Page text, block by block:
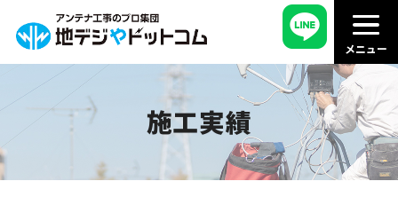
施工実績